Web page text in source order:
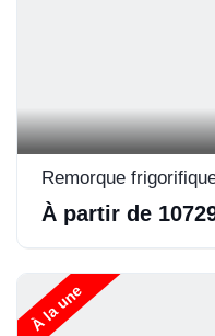
À partir de
À la une